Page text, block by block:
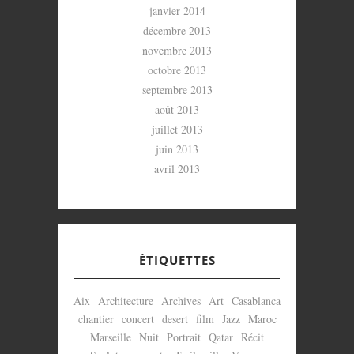
janvier 2014
décembre 2013
novembre 2013
octobre 2013
septembre 2013
août 2013
juillet 2013
juin 2013
avril 2013
ÉTIQUETTES
Aix Architecture Archives Art Casablanca
chantier concert desert film Jazz Maroc
Marseille Nuit Portrait Qatar Récit